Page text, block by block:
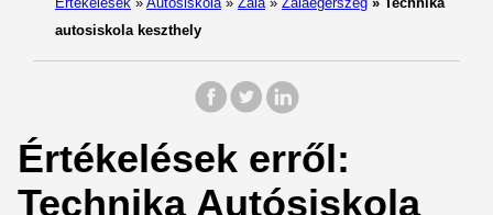
autosiskola keszthely
Értékelések erről:
Technika Autósiskola